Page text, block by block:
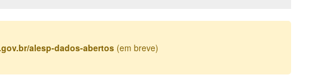
alesp-dados-abertos (em breve)